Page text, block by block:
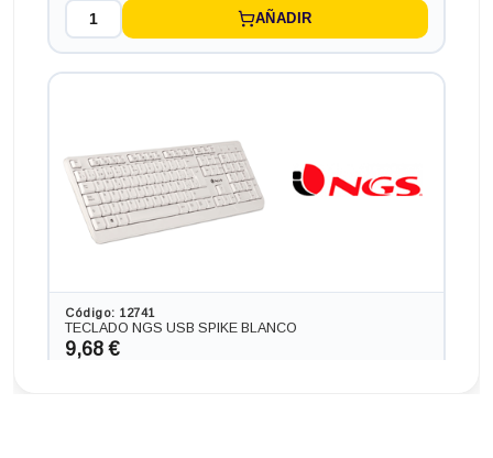
AÑADIR
Código: 12741
TECLADO NGS USB SPIKE BLANCO
9,68 €